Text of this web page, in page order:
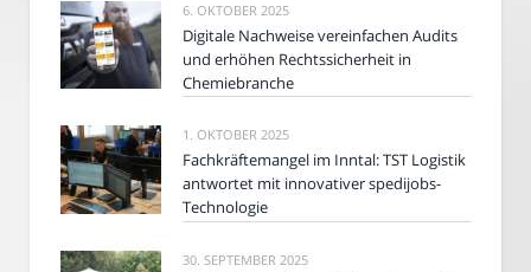
6. OKTOBER 2025
Digitale Nachweise vereinfachen Audits
und erhöhen Rechtssicherheit in
Chemiebranche
1. OKTOBER 2025
Fachkräftemangel im Inntal: TST Logistik
antwortet mit innovativer spedijobs-
Technologie
30. SEPTEMBER 2025